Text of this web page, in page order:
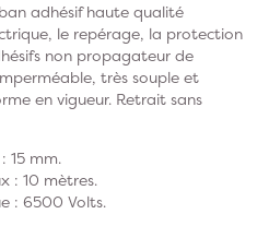
adhésif haute qualité
le repérage, la protection
non propagateur de
très souple et
en vigueur. Retrait sans
15 mm.
: 10 mètres.
: 6500 Volts.